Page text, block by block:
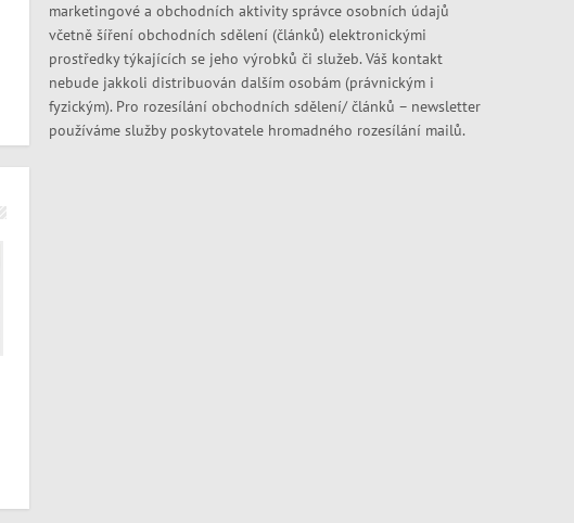
marketingové a obchodních aktivity správce osobních údajů
včetně šíření obchodních sdělení (článků) elektronickými
prostředky týkajících se jeho výrobků či služeb. Váš kontakt
nebude jakkoli distribuován dalším osobám (právnickým i
fyzickým). Pro rozesílání obchodních sdělení/ článků – newsletter
používáme služby poskytovatele hromadného rozesílání mailů.